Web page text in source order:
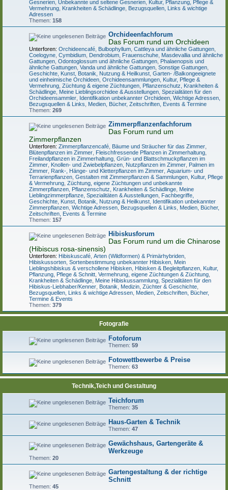
Gesnerien Unbekannte und seltene Gesnerien Kultur, Pflanzung, Pflege &
Vermehrung Krankheiten & Schädlinge Bezugsquellen, Links & wichtige
Adressen
Themen: 158
Orchideenfachforum
Das Forum rund um Orchideen
Unterforen: Orchideencafé Bulbophyllum Cattleya und ähnliche Gattungen
Coelogyne Cymbidium Dendrobium Frauenschuhe Masdevallia und ähnliche
Gattungen Odontoglossum und ähnliche Gattungen Phalaenopsis und
ähnliche Gattungen Vanda und ähnliche Gattungen Sonstige Gattungen
Geschichte, Kunst, Botanik, Nutzung & Heilkunst Garten- /Balkongeeignete
und einheimische Orchideen Orchideensammlungen Kultur, Pflege &
Vermehrung Züchtung & eigene Züchtungen Pflanzenschutz, Krankheiten &
Schädlinge Meine Lieblingsorchidee & Ausstellungen Spezialitäten für den
Orchideensammler Identifikation unbekannter Orchideen Wichtige Adressen,
Bezugsquellen & Links
Medien, Bücher, Zeitschriften, Events & Termine
Themen: 269
Zimmerpflanzenfachforum
Das Forum rund um
Zimmerpflanzen
Unterforen: Zimmerpflanzencafé Bäume und Sträucher für das Zimmer
Blütenpflanzen im Zimmer Fleischfressende Pflanzen in Zimmerhaltung
Freilandpflanzen in Zimmerhaltung Grün- und Blattschmuckpflanzen im
Zimmer Knollen- und Zwiebelpflanzen Nutzpflanzen im Zimmer Palmen im
Zimmer Rank-, Hänge- und Kletterpflanzen im Zimmer Aquarium- und
Terrarienpflanzen Gestalten mit Zimmerpflanzen & Sammlungen Kultur, Pflege
& Vermehrung Züchtung, eigene Züchtungen und unbekannte
Zimmerpflanzen Pflanzenschutz, Krankheiten & Schädlinge Meine
Lieblingzimmerpflanze, Spezialitäten & Ausstellungen Fachbegriffe,
Geschichte, Kunst, Botanik, Nutzung & Heilkunst Identifikation unbekannter
Zimmerpflanzen Wichtige Adressen, Bezugsquellen & Links
Medien, Bücher,
Zeitschriften, Events & Termine
Themen: 157
Hibiskusforum
Das Forum rund um die Chinarose
(Hibiscus rosa-sinensis)
Unterforen: Hibiskuscafé Arten (Wildformen) & Primärhybriden
Hibiskussorten Sortenbestimmung unbekannter Hibisken Mein
Lieblingshibiskus & verschollene Hibisken Hibisken & Begleitpflanzen Kultur,
Pflanzung, Pflege & Schnitt Vermehrung, eigene Züchtungen & Züchtung
Krankheiten & Schädlinge Meine Hibiskussammlung Spezialitäten für den
Hibiskus-Liebhaber/Kenner Botanik, Medizin, Züchter & Geschichte
Bezugsquellen, Links & wichtige Adressen Medien, Zeitschriften, Bücher,
Termine & Events
Themen: 379
Fotografie
Fotoforum
Themen: 59
Fotowettbewerbe & Preise
Themen: 63
Technik,Teich und Gestaltung
Teichforum
Themen: 35
Haus-Garten & Technik
Themen: 47
Gewächshaus, Gartengeräte &
Werkzeuge
Themen: 20
Gartengestaltung & der richtige
Schnitt
Themen: 45